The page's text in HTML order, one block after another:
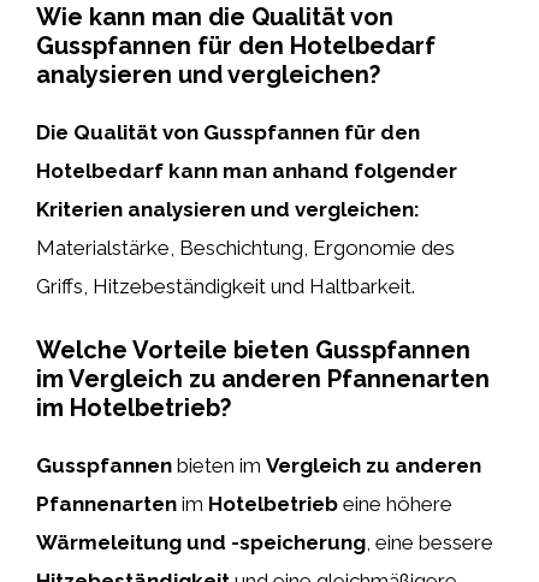
Wie kann man die Qualität von
Gusspfannen für den Hotelbedarf
analysieren und vergleichen?
Die Qualität von Gusspfannen für den
Hotelbedarf kann man anhand folgender
Kriterien analysieren und vergleichen:
Materialstärke, Beschichtung, Ergonomie des
Griffs, Hitzebeständigkeit und Haltbarkeit.
Welche Vorteile bieten Gusspfannen
im Vergleich zu anderen Pfannenarten
im Hotelbetrieb?
Gusspfannen bieten im Vergleich zu anderen
Pfannenarten im Hotelbetrieb eine höhere
Wärmeleitung und -speicherung, eine bessere